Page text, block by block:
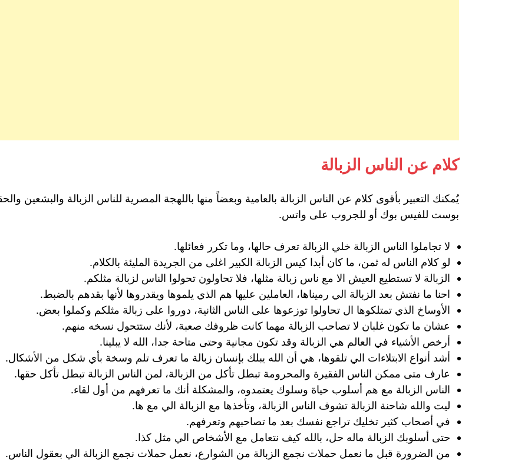
كلام عن الناس الزبالة
يُمكنك التعبير بأقوى كلام عن الناس الزبالة بالعامية وبعضاً منها باللهجة المصرية للناس الزبالة
بوست للفيس بوك أو للجروب على واتس.
لا تجاملوا الناس الزبالة خلي الزبالة تعرف حالها، وما تكرر فعائلها.
لو كلام الناس له ثمن، ما كان أبدا كيس الزبالة الكبير اغلى من الجريدة المليئة بالكلام.
الزبالة لا تستطيع العيش الا مع ناس زبالة مثلها، فلا تحاولون تحولوا الناس لزبالة مثلكم.
احنا ما نفتش بعد الزبالة الي رميناها، العاملين عليها هم الذي يلموها ويقدروها لأنها بقدهم بالضبط.
الأوساخ الذي تمتلكوها ال تحاولوا توزعوها على الناس الثانية، دوروا على زبالة مثلكم وكملوا بعض.
عشان ما تكون غلبان لا تصاحب الزبالة مهما كانت ظروفك صعبة، لأنك ستتحول نسخه منهم.
أرخص الأشياء في العالم هي الزبالة وقد تكون مجانية وحتى متاحة جدا، الله لا يبلينا.
أشد أنواع الابتلاءات الي تلقوها، هي أن الله يبلك بإنسان زبالة ما تعرف تلم وسخة بأي شكل من الأشكال.
عارف متى ممكن الناس الفقيرة والمحرومة تبطل تأكل من الزبالة، لمن الناس الزبالة تبطل تأكل حقها.
الناس الزبالة مع هم أسلوب حياة وسلوك يعتمدوه، والمشكلة أنك ما تعرفهم من أول لقاء.
ليت والله شاحنة الزبالة تشوف الناس الزبالة، وتأخذها مع الزبالة الي مع ها.
في أصحاب كثير تخليك تراجع نفسك بعد ما تصاحبهم وتعرفهم.
حتى أسلوبك الزبالة ماله حل، بالله كيف نتعامل مع الأشخاص الي مثل كذا.
من الضرورة قبل ما نعمل حملات نجمع الزبالة من الشوارع، نعمل حملات نجمع الزبالة الي بعقول الناس.